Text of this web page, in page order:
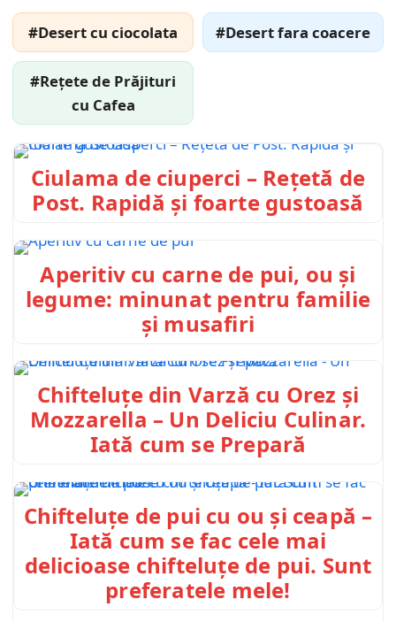
#Desert cu ciocolata #Desert fara coacere
#Rețete de Prăjituri
cu Cafea
Ciulama de ciuperci – Rețetă de
Post. Rapidă și foarte gustoasă
Aperitiv cu carne de pui, ou și
legume: minunat pentru familie
și musafiri
Chifteluțe din Varză cu Orez și
Mozzarella – Un Deliciu Culinar.
Iată cum se Prepară
Chifteluțe de pui cu ou și ceapă –
Iată cum se fac cele mai
delicioase chifteluțe de pui. Sunt
preferatele mele!